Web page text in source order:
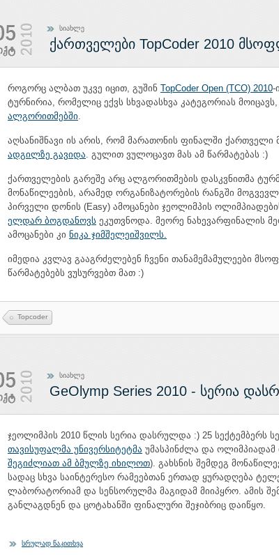
სიახლე
ქართველები TopCoder 2010
როგორც ალბათ უკვე იცით, გუშინ TopCoder Open (TCO) 2010-
ტურნირია, რომელიც ექვს სხვადასხვა კატეგორიას
ალგორითმებში.
აღსანიშნავი ის არის, რომ მარათონის ფინალში ქართველი
ადგილზე გავიდა. გულით ვულოცავთ მას ამ წარმატებას :)
ქართველების გარეშე არც ალგორითმების დასკვნითმა
მონაწილეების, არამედ ორგანიზატორების რანგში
პირველი დონის (Easy) ამოცანები ჯეოლიმპის
ელდარ ბოგდანოვს ეკუთვნოდა. მეორე ნახევარფინალის
ამოცანები კი ნიკა ჯიმშელეიშვილს.
იმედია კვლავ გააგრძელებენ ჩვენი თანამემამულეები
წარმატებებს ვუსურვებთ მათ :)
Topcoder
სიახლე
GeOlymp Series 2010 - სერია
ჯეოლიმპის 2010 წლის სერია დასრულდა :) 25 სექტემბერს
თავისუფალმა უნივერსიტეტმა უმასპინძლა და
შეგიძლიათ ამ ბმულზე იხილოთ). გახსნის შემდეგ
სადაც სხვა საინტერესო რამეებთან ერთად ყურადღება
ლაბორატორიამ და სენსორულმა მაგიდამ მიიპყრო. ამის
განლაგდნენ და ცოტახანში ფინალური შეჯიბრიც დაიწყო.
სრულად წაკითხვა